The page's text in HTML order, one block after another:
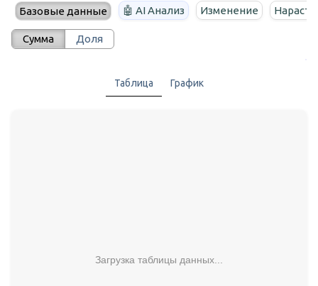
Базовые данные 🤖 AI Анализ Изменение
Сумма Доля
Таблица График
Загрузка таблицы данных...